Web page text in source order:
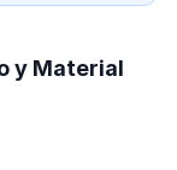
y Material